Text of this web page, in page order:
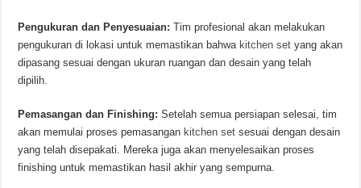
Pengukuran dan Penyesuaian: Tim profesional akan melakukan
pengukuran di lokasi untuk memastikan bahwa kitchen set yang akan
dipasang sesuai dengan ukuran ruangan dan desain yang telah
dipilih.
Pemasangan dan Finishing: Setelah semua persiapan selesai, tim
akan memulai proses pemasangan kitchen set sesuai dengan desain
yang telah disepakati. Mereka juga akan menyelesaikan proses
finishing untuk memastikan hasil akhir yang sempurna.